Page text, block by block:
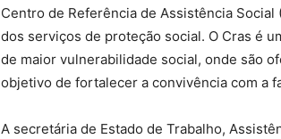
Centro de Referência de Assistência
dos serviços de proteção social. O Cras é
de maior vulnerabilidade social, onde são
objetivo de fortalecer a convivência com a
A secretária de Estado de Trabalho,